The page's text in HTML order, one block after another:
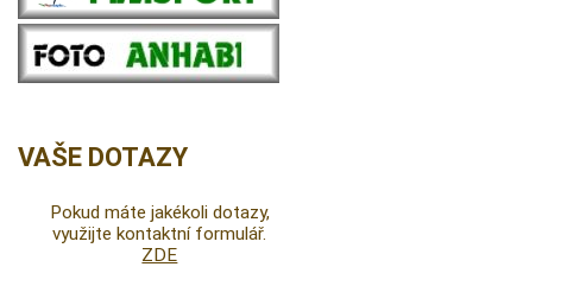
VAŠE DOTAZY
Pokud máte jakékoli dotazy,
využijte kontaktní formulář.
ZDE